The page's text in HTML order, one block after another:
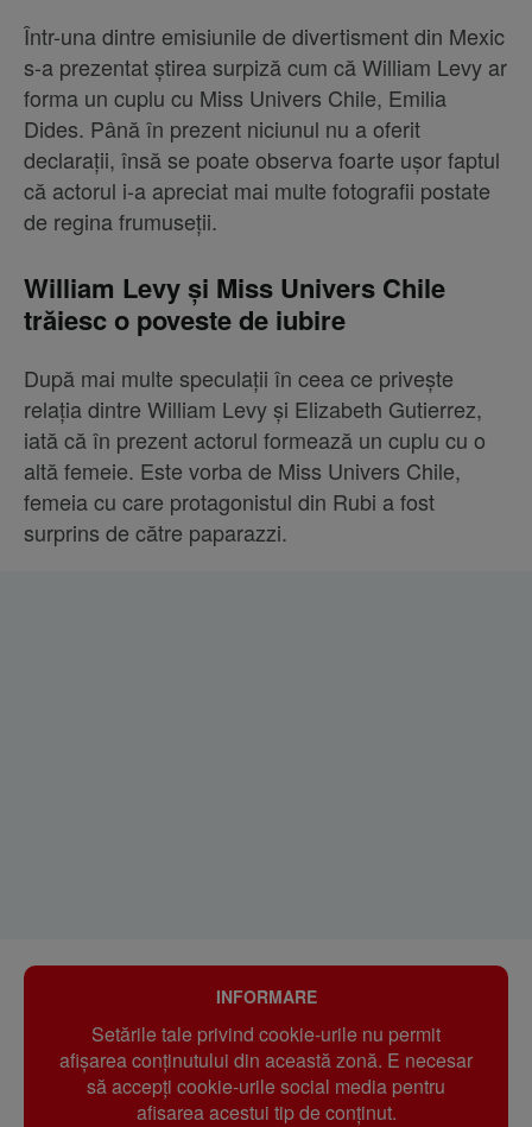
Într-una dintre emisiunile de divertisment din Mexic
s-a prezentat știrea surpiză cum că William Levy ar
forma un cuplu cu Miss Univers Chile, Emilia
Dides. Până în prezent niciunul nu a oferit
declarații, însă se poate observa foarte ușor faptul
că actorul i-a apreciat mai multe fotografii postate
de regina frumuseții.
William Levy și Miss Univers Chile
trăiesc o poveste de iubire
După mai multe speculații în ceea ce privește
relația dintre William Levy și Elizabeth Gutierrez,
iată că în prezent actorul formează un cuplu cu o
altă femeie. Este vorba de Miss Univers Chile,
femeia cu care protagonistul din Rubi a fost
surprins de către paparazzi.
INFORMARE
Setările tale privind cookie-urile nu permit
afișarea conținutului din această zonă. E necesar
să accepți cookie-urile social media pentru
afisarea acestui tip de conținut.